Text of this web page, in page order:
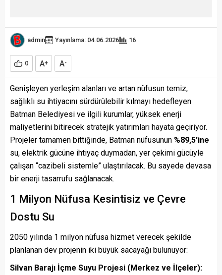
admin Yayınlama: 04.06.2026 16
0 A+ A-
Genişleyen yerleşim alanları ve artan nüfusun temiz,
sağlıklı su ihtiyacını sürdürülebilir kılmayı hedefleyen
Batman Belediyesi ve ilgili kurumlar, yüksek enerji
maliyetlerini bitirecek stratejik yatırımları hayata geçiriyor.
Projeler tamamen bittiğinde, Batman nüfusunun %89,5’ine
su, elektrik gücüne ihtiyaç duymadan, yer çekimi gücüyle
çalışan “cazibeli sistemle” ulaştırılacak. Bu sayede devasa
bir enerji tasarrufu sağlanacak.
1 Milyon Nüfusa Kesintisiz ve Çevre
Dostu Su
2050 yılında 1 milyon nüfusa hizmet verecek şekilde
planlanan dev projenin iki büyük sacayağı bulunuyor:
Silvan Barajı İçme Suyu Projesi (Merkez ve İlçeler):